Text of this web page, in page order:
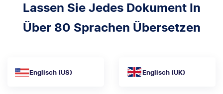
Lassen Sie Jedes Dokument In
Über 80 Sprachen Übersetzen
Englisch (US) Englisch (UK)